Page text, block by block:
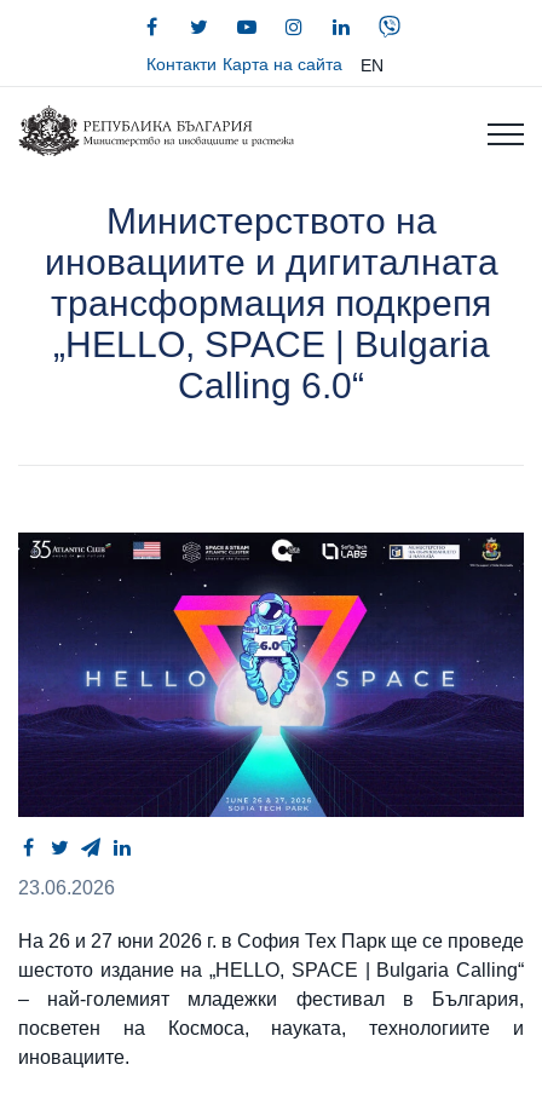
Контакти Карта на сайта EN
Министерството на
иновациите и дигиталната
трансформация подкрепя
„HELLO, SPACE | Bulgaria
Calling 6.0“
23.06.2026
На 26 и 27 юни 2026 г. в София Тех Парк ще се проведе
шестото издание на „HELLO, SPACE | Bulgaria Calling“
– най-големият младежки фестивал в България,
посветен на Космоса, науката, технологиите и
иновациите.